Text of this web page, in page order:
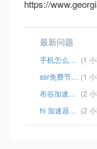
https://
最新问题
手机怎么浏览外国 (1
ssr免费节点获取2023 (1
布谷加速器ios版资源 (2
hi 加速器安卓版 (2